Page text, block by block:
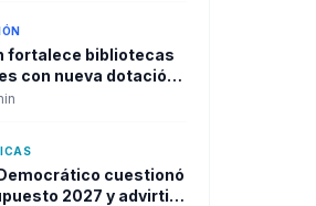
fortalece bibliotecas
con nueva dotación
instituciones
cuestionó
2027 y advirtió